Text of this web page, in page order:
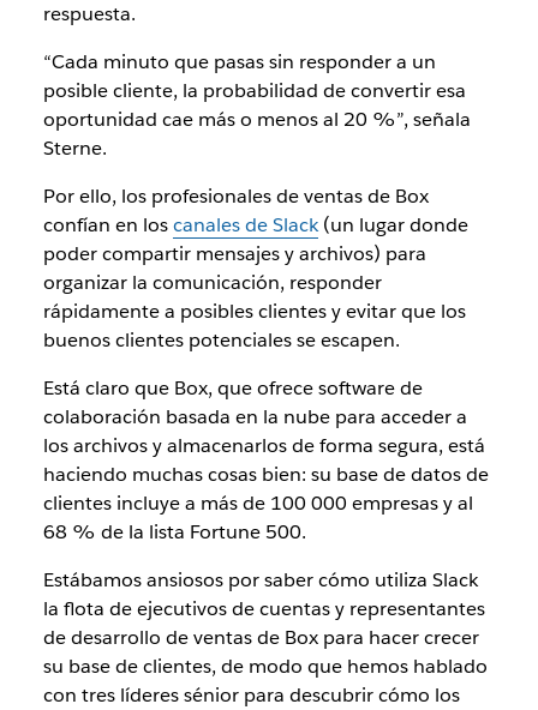
respuesta.
“Cada minuto que pasas sin responder a un
posible cliente, la probabilidad de convertir esa
oportunidad cae más o menos al 20 %”, señala
Sterne.
Por ello, los profesionales de ventas de Box
confían en loscanales de Slack(un lugar donde
poder compartir mensajes y archivos) para
organizar la comunicación, responder
rápidamente a posibles clientes y evitar que los
buenos clientes potenciales se escapen.
Está claro que Box, que ofrece software de
colaboración basada en la nube para acceder a
los archivos y almacenarlos de forma segura, está
haciendo muchas cosas bien: su base de datos de
clientes incluye a más de 100 000 empresas y al
68 % de la lista Fortune 500.
Estábamos ansiosos por saber cómo utiliza Slack
la flota de ejecutivos de cuentas y representantes
de desarrollo de ventas de Box para hacer crecer
su base de clientes, de modo que hemos hablado
con tres líderes sénior para descubrir cómo los